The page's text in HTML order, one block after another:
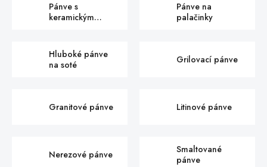
Pánve s
keramickým
Pánve na
palačinky
Hluboké pánve
na soté
Grilovací pánve
Granitové pánve Litinové pánve
Nerezové pánve
Smaltované
pánve